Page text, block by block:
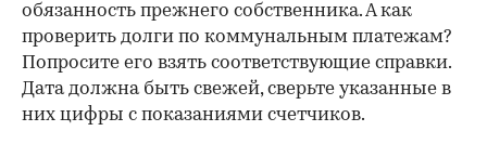
обязанность прежнего собственника. А как
проверить долги по коммунальным платежам?
Попросите его взять соответствующие справки.
Дата должна быть свежей, сверьте указанные в
них цифры с показаниями счетчиков.